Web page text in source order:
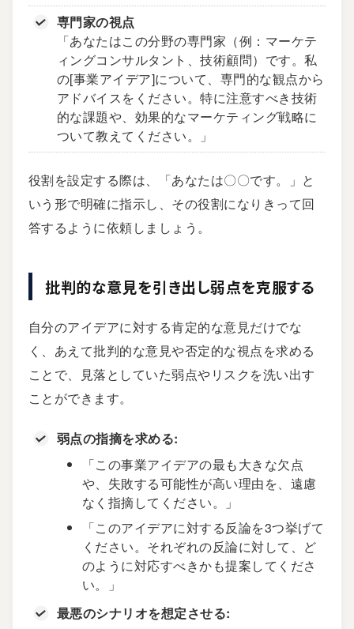
専門家の視点
「あなたはこの分野の専門家（例：マーケテ
ィングコンサルタント、技術顧問）です。私
の[事業アイデア]について、専門的な観点から
アドバイスをください。特に注意すべき技術
的な課題や、効果的なマーケティング戦略に
ついて教えてください。」
役割を設定する際は、「あなたは〇〇です。」と
いう形で明確に指示し、その役割になりきって回
答するように依頼しましょう。
批判的な意見を引き出し弱点を克服する
自分のアイデアに対する肯定的な意見だけでな
く、あえて批判的な意見や否定的な視点を求める
ことで、見落としていた弱点やリスクを洗い出す
ことができます。
弱点の指摘を求める:
「この事業アイデアの最も大きな欠点
や、失敗する可能性が高い理由を、遠慮
なく指摘してください。」
「このアイデアに対する反論を3つ挙げて
ください。それぞれの反論に対して、ど
のように対応すべきかも提案してくださ
い。」
最悪のシナリオを想定させる: